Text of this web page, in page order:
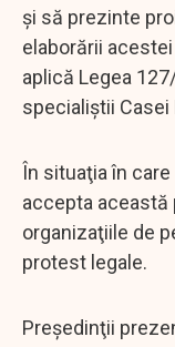
şi să prezinte
elaborării
aplică Legea
specialiştii Casei
În situaţia în
accepta această
organizaţiile de
protest legale.
Preşedinţii